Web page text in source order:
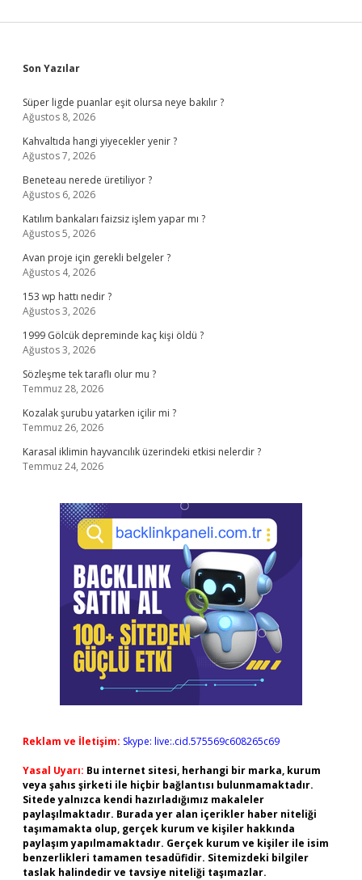
Sidebar
Son Yazılar
Süper ligde puanlar eşit olursa neye bakılır ?
Ağustos 8, 2026
Kahvaltıda hangi yiyecekler yenir ?
Ağustos 7, 2026
Beneteau nerede üretiliyor ?
Ağustos 6, 2026
Katılım bankaları faizsiz işlem yapar mı ?
Ağustos 5, 2026
Avan proje için gerekli belgeler ?
Ağustos 4, 2026
153 wp hattı nedir ?
Ağustos 3, 2026
1999 Gölcük depreminde kaç kişi öldü ?
Ağustos 3, 2026
Sözleşme tek taraflı olur mu ?
Temmuz 28, 2026
Kozalak şurubu yatarken içilir mi ?
Temmuz 26, 2026
Karasal iklimin hayvancılık üzerindeki etkisi nelerdir ?
Temmuz 24, 2026
Reklam ve İletişim: Skype: live:.cid.575569c608265c69
Yasal Uyarı: Bu internet sitesi, herhangi bir marka, kurum
veya şahıs şirketi ile hiçbir bağlantısı bulunmamaktadır.
Sitede yalnızca kendi hazırladığımız makaleler
paylaşılmaktadır. Burada yer alan içerikler haber niteliği
taşımamakta olup, gerçek kurum ve kişiler hakkında
paylaşım yapılmamaktadır. Gerçek kurum ve kişiler ile isim
benzerlikleri tamamen tesadüfidir. Sitemizdeki bilgiler
taslak halindedir ve tavsiye niteliği taşımazlar.